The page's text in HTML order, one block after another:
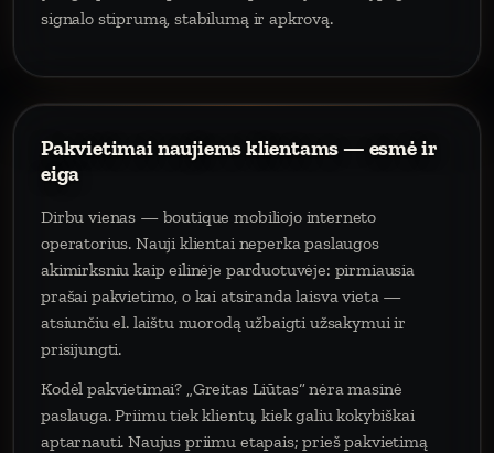
signalo stiprumą, stabilumą ir apkrovą.
Pakvietimai naujiems klientams — esmė ir
eiga
Dirbu vienas — boutique mobiliojo interneto
operatorius. Nauji klientai neperka paslaugos
akimirksniu kaip eilinėje parduotuvėje: pirmiausia
prašai pakvietimo, o kai atsiranda laisva vieta —
atsiunčiu el. laištu nuorodą užbaigti užsakymui ir
prisijungti.
Kodėl pakvietimai? „Greitas Liūtas“ nėra masinė
paslauga. Priimu tiek klientų, kiek galiu kokybiškai
aptarnauti. Naujus priimu etapais; prieš pakvietimą